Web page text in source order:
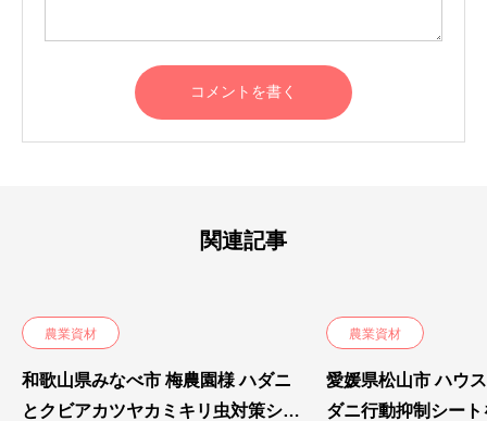
関連記事
農業資材
和歌山県みなべ市 梅農園様 ハダニ
とクビアカツヤカミキリ虫対策シー
農業資材
愛媛県松山市 ハウ
ダニ行動抑制シー